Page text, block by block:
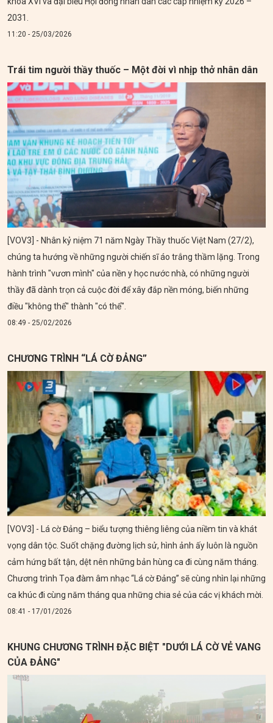
2031.
11:20 - 25/03/2026
Trái tim người thầy thuốc – Một đời vì nhịp thở nhân dân
[VOV3] - Nhân kỷ niệm 71 năm Ngày Thầy thuốc Việt Nam (27/2),
chúng ta hướng về những người chiến sĩ áo trắng thầm lặng. Trong
hành trình "vươn mình" của nền y học nước nhà, có những người
thầy đã dành trọn cả cuộc đời để xây đắp nền móng, biến những
điều "không thể" thành "có thể".
08:49 - 25/02/2026
CHƯƠNG TRÌNH “LÁ CỜ ĐẢNG”
[VOV3] - Lá cờ Đảng – biểu tượng thiêng liêng của niềm tin và khát
vọng dân tộc. Suốt chặng đường lịch sử, hình ảnh ấy luôn là nguồn
cảm hứng bất tận, dệt nên những bản hùng ca đi cùng năm tháng.
Chương trình Tọa đàm âm nhạc “Lá cờ Đảng” sẽ cùng nhìn lại những
ca khúc đi cùng năm tháng qua những chia sẻ của các vị khách mời.
08:41 - 17/01/2026
KHUNG CHƯƠNG TRÌNH ĐẶC BIỆT "DƯỚI LÁ CỜ VẺ VANG
CỦA ĐẢNG"